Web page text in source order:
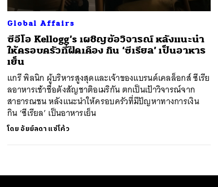
Global Affairs
ซีอีโอ Kellogg’s เผชิญข้อวิจารณ์ หลังแนะนำ
ให้ครอบครัวที่ฝืดเคือง กิน ‘ซีเรียล’ เป็นอาหาร
เย็น
แกรี พิลนิก ผู้บริหารสูงสุดและเจ้าของแบรนด์เคลล็อกส์ ซีเรีย
ลอาหารเช้าชื่อดังสัญชาติอเมริกัน ตกเป็นเป้าวิจารณ์จาก
สาธารณชน หลังแนะนำให้ครอบครัวที่มีปัญหาทางการเงิน
กิน ‘ซีเรียล’ เป็นอาหารเย็น
โดย อัยย์ลดา แซ่โค้ว
SHARE TWEET LINE EMAIL